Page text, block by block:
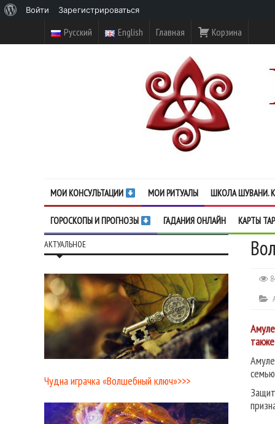
Русский English Главная Корзина
МОИ КОНСУЛЬТАЦИИ МОИ РИТУАЛЫ ШКОЛА ШУВАНИ.
ГОРОСКОПЫ И ПРОГНОЗЫ ГАДАНИЯ ОНЛАЙН КАРТЫ
АКТУАЛЬНОЕ
Чудна играчка «Волшебный ключ»>>>
WordPress
Войти Зарегистрироваться